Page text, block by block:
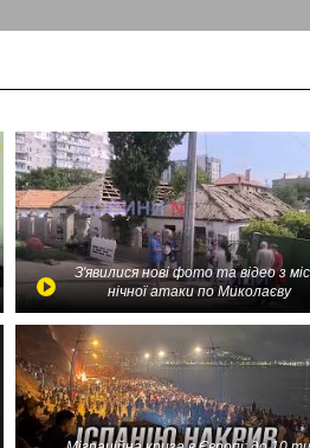
З'явилися нові фото та відео з
нічної атаки по Миколаєву